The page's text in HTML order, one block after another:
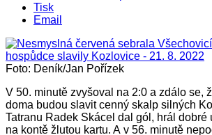
Tisk
Email
Foto: Deník/Jan Pořízek
V 50. minutě zvyšoval na 2:0 a zdálo se,
doma budou slavit cenný skalp silných
Tatranu Radek Skácel dal gól, hrál dobré
na kontě žlutou kartu. A v 56. minutě